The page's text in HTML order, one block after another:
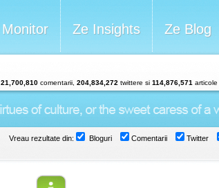
Ze Insights Ze Blog
21,700,810comentarii, 204,834,272 twittere si 114,876,571
Vreau rezultate din: Bloguri Comentarii Twitter